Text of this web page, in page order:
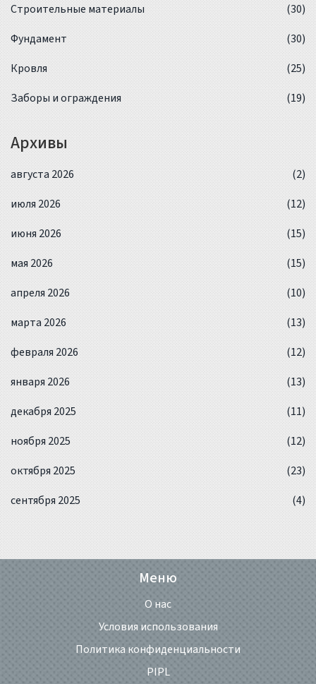
Строительные материалы
(30)
Фундамент
(30)
Кровля
(25)
Заборы и ограждения
(19)
Архивы
августа 2026
(2)
июля 2026
(12)
июня 2026
(15)
мая 2026
(15)
апреля 2026
(10)
марта 2026
(13)
февраля 2026
(12)
января 2026
(13)
декабря 2025
(11)
ноября 2025
(12)
октября 2025
(23)
сентября 2025
(4)
Меню
О нас
Условия использования
Политика конфиденциальности
PIPL